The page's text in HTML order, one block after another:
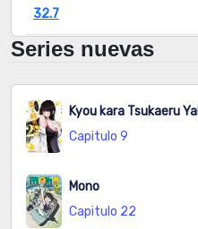
32.7
Capitulo
N/A
Capitulo
32
N/A
Capitulo
31.6
Series nuevas
Kyou kara Tsukaeru
Capitulo 9
Mono
Capitulo 22